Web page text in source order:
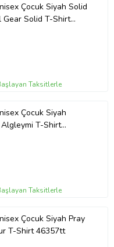
Çocuk Siyah Solid
Gear Solid T-Shirt
Taksitlerle
Çocuk Siyah
T-Shirt
Taksitlerle
Çocuk Siyah Pray
T-Shirt 46357tt